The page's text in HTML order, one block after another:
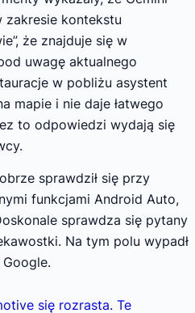
zakresie kontekstu
że znajduje się w
uwagę aktualnego
w pobliżu asystent
mapie i nie daje łatwego
to odpowiedzi wydają się
sprawdził się przy
funkcjami Android Auto,
sprawdza się pytany
Na tym polu wypadł
się rozrasta. Te